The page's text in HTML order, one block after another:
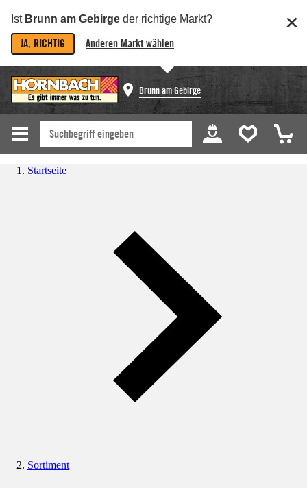
Ist Brunn am Gebirge der richtige Markt?
JA, RICHTIG Anderen Markt wählen
Brunn am Gebirge
Startseite
Sortiment